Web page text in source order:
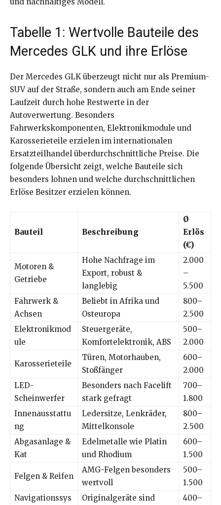
Tabelle 1: Wertvolle Bauteile des
Mercedes GLK und ihre Erlöse
Der Mercedes GLK überzeugt nicht nur als Premium-
SUV auf der Straße, sondern auch am Ende seiner
Laufzeit durch hohe Restwerte in der
Autoverwertung. Besonders
Fahrwerkskomponenten, Elektronikmodule und
Karosserieteile erzielen im internationalen
Ersatzteilhandel überdurchschnittliche Preise. Die
folgende Übersicht zeigt, welche Bauteile sich
besonders lohnen und welche durchschnittlichen
Erlöse Besitzer erzielen können.
Bauteil Beschreibung
Ø
Erlös
(€)
Motoren &
Getriebe
Hohe Nachfrage im
Export, robust &
langlebig
2.000
–
5.500
Fahrwerk &
Achsen
Beliebt in Afrika und
Osteuropa
800–
2.500
Elektronikmod
ule
Steuergeräte,
Komfortelektronik, ABS
500–
2.000
Karosserieteile
Türen, Motorhauben,
Stoßfänger
600–
2.000
LED-
Scheinwerfer
Besonders nach Facelift
stark gefragt
700–
1.800
Innenausstattu
ng
Ledersitze, Lenkräder,
Mittelkonsole
800–
2.500
Abgasanlage &
Kat
Edelmetalle wie Platin
und Rhodium
600–
1.500
Felgen & Reifen
AMG-Felgen besonders
wertvoll
500–
1.500
Navigationssys
Originalgeräte sind
400–